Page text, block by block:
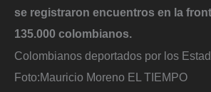
se registraron encuentros en la
135.000 colombianos.
Colombianos deportados por los
Foto:Mauricio Moreno EL TIEMPO